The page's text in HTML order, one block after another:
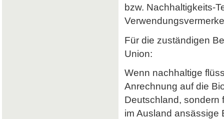
bzw. Nachhaltigkeits-
Für die zuständigen
Union:
Wenn nachhaltige
Anrechnung auf die
Deutschland, sondern
im Ausland ansässige